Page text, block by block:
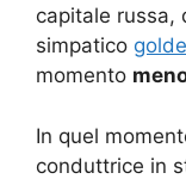
capitale russa,
simpatico
momento
In quel
conduttrice in